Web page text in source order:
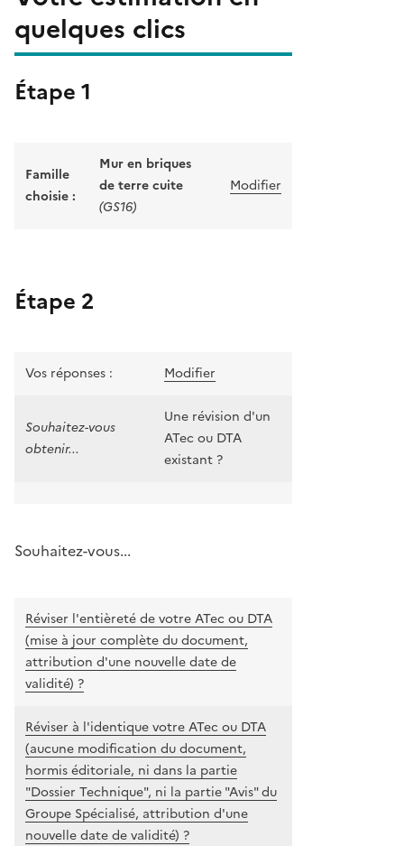
quelques clics
Étape 1
Famille
choisie :
Mur en briques
de terre cuite
(GS16)
Modifier
Étape 2
Vos réponses : Modifier
Souhaitez-vous
obtenir...
Une révision d'un
ATec ou DTA
existant ?
Souhaitez-vous...
Réviser l'entièreté de votre ATec ou DTA
(mise à jour complète du document,
attribution d'une nouvelle date de
validité) ?
Réviser à l'identique votre ATec ou DTA
(aucune modification du document,
hormis éditoriale, ni dans la partie
"Dossier Technique", ni la partie "Avis" du
Groupe Spécialisé, attribution d'une
nouvelle date de validité) ?